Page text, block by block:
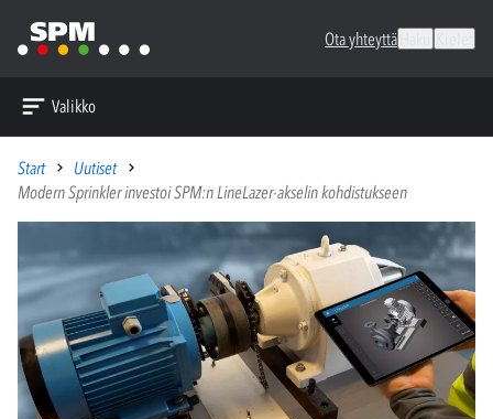
Ota yhteyttä
Valikko
Start
Uutiset
Modern Sprinkler investoi SPM:n LineLazer-akselin kohdistukseen